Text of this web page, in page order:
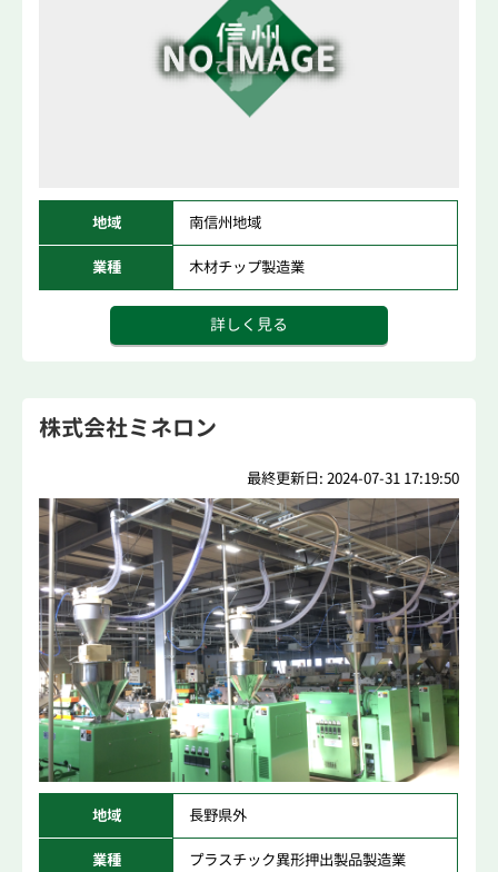
地域 南信州地域
業種 木材チップ製造業
詳しく見る
株式会社ミネロン
最終更新日: 2024-07-31 17:19:50
地域 長野県外
業種 プラスチック異形押出製品製造業